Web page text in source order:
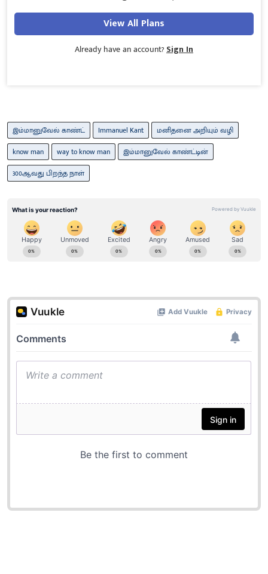
View All Plans
Already have an account? Sign In
இம்மானுவேல் காண்ட் Immanuel Kant
மனிதனை அறியும் வழி
know man
way to know man
இம்மானுவேல் காண்ட்டின்
300ஆவது பிறந்த நாள்